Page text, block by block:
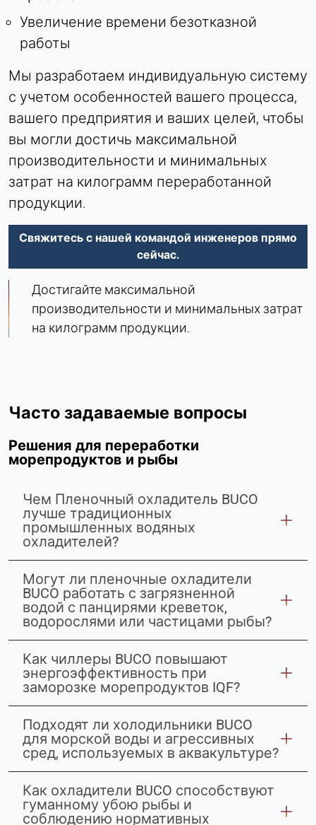
Увеличение времени безотказной
работы
Мы разработаем индивидуальную систему
с учетом особенностей вашего процесса,
вашего предприятия и ваших целей, чтобы
вы могли достичь максимальной
производительности и минимальных
затрат на килограмм переработанной
продукции.
Свяжитесь с нашей командой инженеров прямо
сейчас.
Достигайте максимальной
производительности и минимальных затрат
на килограмм продукции.
Часто задаваемые вопросы
Решения для переработки
морепродуктов и рыбы
Чем Пленочный охладитель BUCO
лучше традиционных
промышленных водяных
охладителей?
Могут ли пленочные охладители
BUCO работать с загрязненной
водой с панцирями креветок,
водорослями или частицами рыбы?
Как чиллеры BUCO повышают
энергоэффективность при
заморозке морепродуктов IQF?
Подходят ли холодильники BUCO
для морской воды и агрессивных
сред, используемых в аквакультуре?
Как охладители BUCO способствуют
гуманному убою рыбы и
соблюдению нормативных